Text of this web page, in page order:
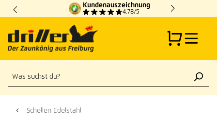
Zum Hauptinhalt springen
Kundenauszeichnung
4.78/5
Schellen Edelstahl